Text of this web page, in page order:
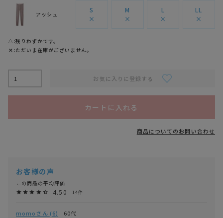
アッシュ
S
×
M
×
L
×
LL
×
△ 残りわずかです。
✕ ただいま在庫がございません。
お気に入りに登録する
カートに入れる
商品についてのお問い合わせ
4.50 14
momo 6 60代